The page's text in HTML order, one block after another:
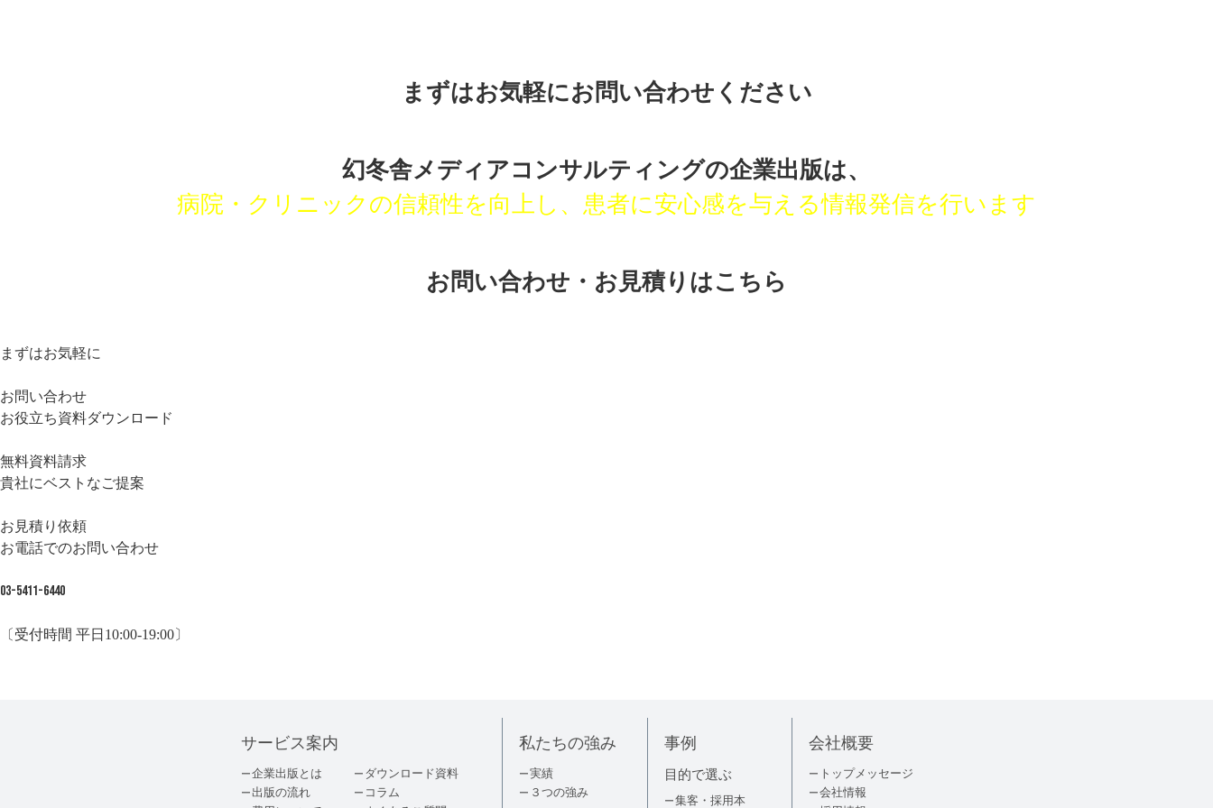
まずはお気軽にお問い合わせください
幻冬舎メディアコンサルティングの企業出版は、
病院・クリニックの信頼性を向上し、患者に安心感を与える情報発信を行います
お問い合わせ・お見積りはこちら
まずはお気軽に
お問い合わせ
お役立ち資料ダウンロード
無料資料請求
貴社にベストなご提案
お見積り依頼
お電話でのお問い合わせ
03-5411-6440
〔受付時間 平日10:00-19:00〕
サービス案内
企業出版とは
出版の流れ
ダウンロード資料
コラム
私たちの強み
実績
３つの強み
事例
目的で選ぶ
集客・採用本
会社概要
トップメッセージ
会社情報